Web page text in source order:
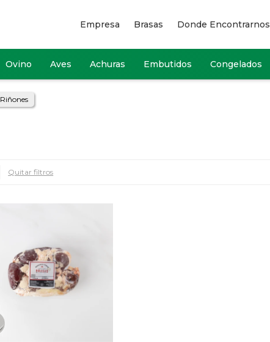
Ovino Aves Achuras Embutidos Congelados
Empresa Brasas Donde Encontrarnos
Riñones
Quitar filtros